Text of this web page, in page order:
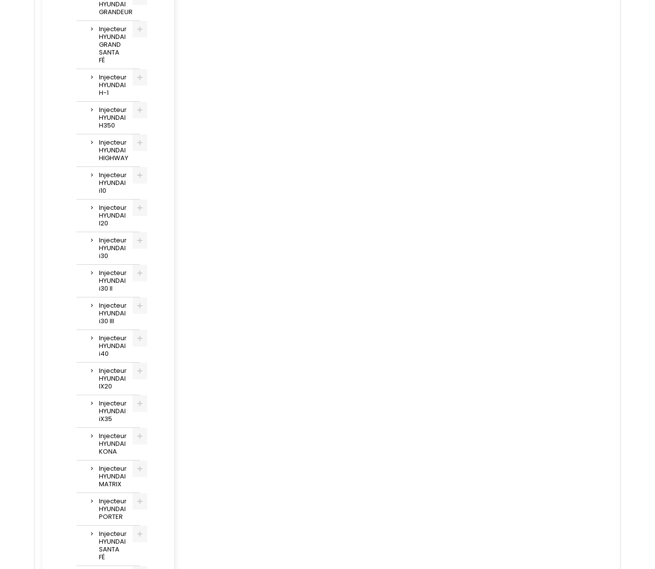
HYUNDAI
GRANDEUR
Injecteur
HYUNDAI
GRAND
SANTA
FÉ
Injecteur
HYUNDAI
H-1
Injecteur
HYUNDAI
H350
Injecteur
HYUNDAI
HIGHWAY
Injecteur
HYUNDAI
i10
Injecteur
HYUNDAI
I20
Injecteur
HYUNDAI
i30
Injecteur
HYUNDAI
i30 II
Injecteur
HYUNDAI
i30 III
Injecteur
HYUNDAI
i40
Injecteur
HYUNDAI
IX20
Injecteur
HYUNDAI
iX35
Injecteur
HYUNDAI
KONA
Injecteur
HYUNDAI
MATRIX
Injecteur
HYUNDAI
PORTER
Injecteur
HYUNDAI
SANTA
FÉ